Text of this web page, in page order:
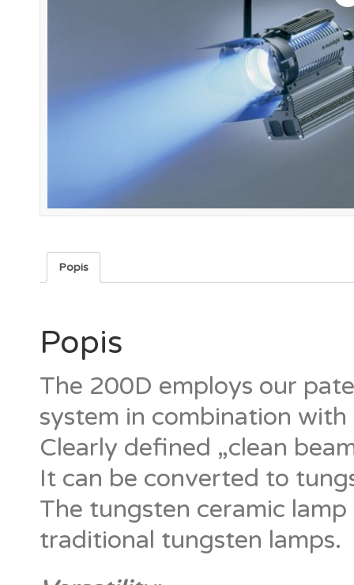
Popis
Popis
The 200D employs our
system in combination with
Clearly defined „clean
It can be converted to
The tungsten ceramic
traditional tungsten lamps.